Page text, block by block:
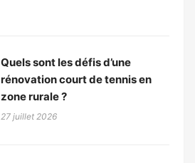
Quels sont les défis d’une
rénovation court de tennis en
zone rurale ?
27 juillet 2026